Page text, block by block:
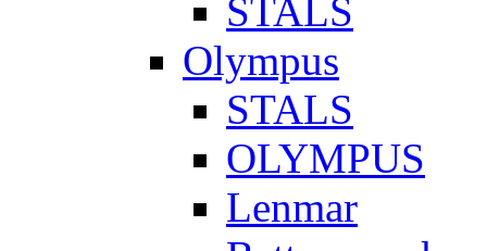
STALS
Olympus
STALS
OLYMPUS
Lenmar